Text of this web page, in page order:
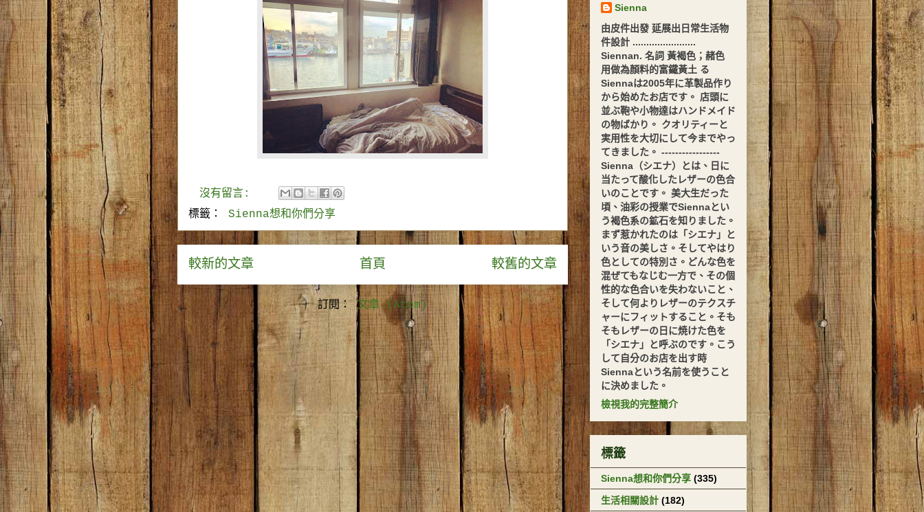
沒有留言:
標籤： Sienna想和你們分享
較新的文章 較舊的文章
首頁
訂閱：文章 (Atom)
Sienna
由皮件出發 延展出日常生活物
件設計 .......................
Siennan. 名詞 黃褐色；赭色
用做為顏料的富鐵黃土 る
Siennaは2005年に革製品作り
から始めたお店です。 店頭に
並ぶ鞄や小物達はハンドメイド
の物ばかり。 クオリティーと
実用性を大切にして今までやっ
てきました。 -----------------
Sienna（シエナ）とは、日に
当たって酸化したレザーの色合
いのことです。 美大生だった
頃、油彩の授業でSiennaとい
う褐色系の鉱石を知りました。
まず惹かれたのは「シエナ」と
いう音の美しさ。そしてやはり
色としての特別さ。どんな色を
混ぜてもなじむ一方で、その個
性的な色合いを失わないこと、
そして何よりレザーのテクスチ
ャーにフィットすること。そも
そもレザーの日に焼けた色を
「シエナ」と呼ぶのです。こう
して自分のお店を出す時
Siennaという名前を使うこと
に決めました。
檢視我的完整簡介
標籤
Sienna想和你們分享 (335)
生活相關設計 (182)